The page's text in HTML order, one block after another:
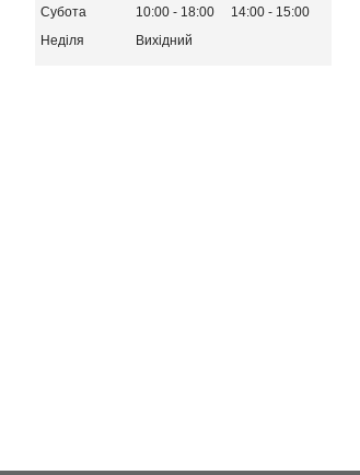
Субота
10:00 18:00 14:00
15:00
Неділя
Вихідний